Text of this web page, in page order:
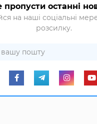
пропусти останні
на наші соціальні
розсилку.